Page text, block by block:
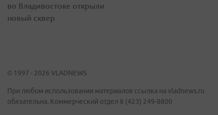
во Владивостоке открыли
новый сквер
© 1997 - 2026 VLADNEWS
При любом использовании материалов ссылка на vladnews.ru
обязательна. Коммерческий отдел 8 (423) 249-8800